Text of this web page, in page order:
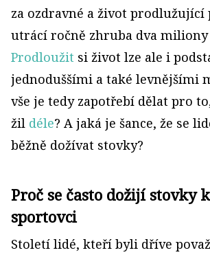
za ozdravné a život prodlužující
utrácí ročně zhruba dva miliony
Prodloužit si život lze ale i
jednoduššími a také levnějšími
vše je tedy zapotřebí dělat pro
žil déle? A jaká je šance, že se
běžně dožívat stovky?
Proč se často dožijí stovky
sportovci
Století lidé, kteří byli dříve